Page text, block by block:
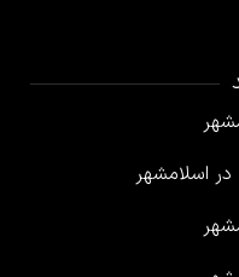
اسلامشهر